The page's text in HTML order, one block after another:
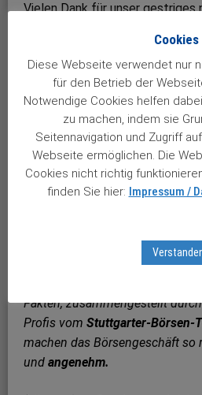
Vielen Dank für unser gestriges
Almanach 2.0 eingetroffen. Ein
Nachschlagewerk. Bei den
sind auch Unternehmen dabei,
geweckt haben und bei evtl.
Berücksichtigung finden
wertvolle Lektüre. Nochmals
Sie aus der Eifel, Michael U.
Heute erhielt ich von Börse
den Almanach 2,0, super gut
Fakten, zusammengestellt
Profis vom Stuttgarter-Börsen-
machen das Börsengeschäft so
und angenehm.
Cookies
Diese Webseite verwendet nur
für den Betrieb der
Notwendige Cookies helfen
zu machen, indem sie
Seitennavigation und Zugriff
Webseite ermöglichen. Die
Cookies nicht richtig
finden Sie hier: Impressum /